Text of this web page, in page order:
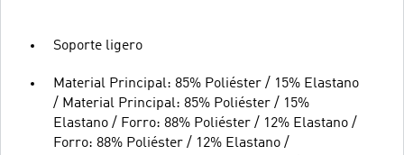
Soporte ligero
Material Principal: 85% Poliéster / 15% Elastano
/ Material Principal: 85% Poliéster / 15%
Elastano / Forro: 88% Poliéster / 12% Elastano /
Forro: 88% Poliéster / 12% Elastano /